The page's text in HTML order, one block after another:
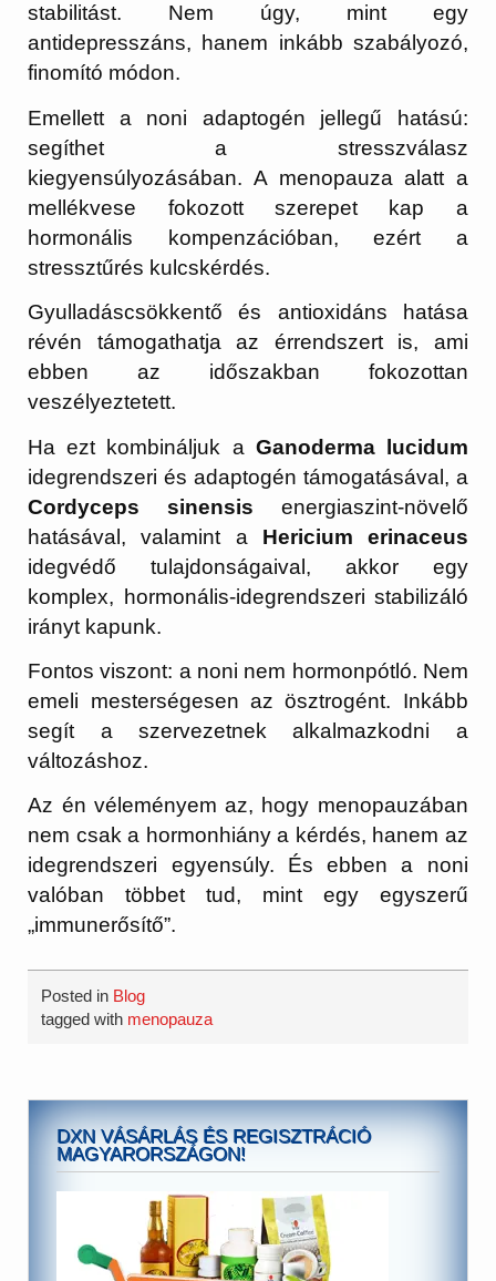
stabilitást. Nem úgy, mint egy
antidepresszáns, hanem inkább szabályozó,
finomító módon.
Emellett a noni adaptogén jellegű hatású:
segíthet a stresszválasz
kiegyensúlyozásában. A menopauza alatt a
mellékvese fokozott szerepet kap a
hormonális kompenzációban, ezért a
stressztűrés kulcskérdés.
Gyulladáscsökkentő és antioxidáns hatása
révén támogathatja az érrendszert is, ami
ebben az időszakban fokozottan
veszélyeztetett.
Ha ezt kombináljuk a Ganoderma lucidum
idegrendszeri és adaptogén támogatásával, a
Cordyceps sinensis energiaszint-növelő
hatásával, valamint a Hericium erinaceus
idegvédő tulajdonságaival, akkor egy
komplex, hormonális-idegrendszeri stabilizáló
irányt kapunk.
Fontos viszont: a noni nem hormonpótló. Nem
emeli mesterségesen az ösztrogént. Inkább
segít a szervezetnek alkalmazkodni a
változáshoz.
Az én véleményem az, hogy menopauzában
nem csak a hormonhiány a kérdés, hanem az
idegrendszeri egyensúly. És ebben a noni
valóban többet tud, mint egy egyszerű
„immunerősítő”.
Posted in Blog
tagged with menopauza
DXN VÁSÁRLÁS ÉS REGISZTRÁCIÓ
MAGYARORSZÁGON!